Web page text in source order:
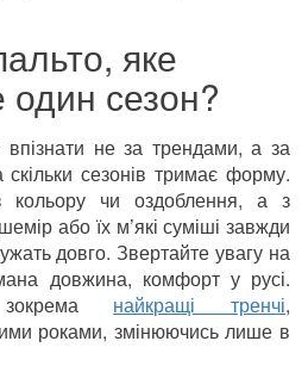
яке
сезон?
не за трендами, а за
сезонів тримає форму.
чи оздоблення, а з
або їх м’які суміші завжди
довго. Звертайте увагу на
довжина, комфорт у русі.
найкращі тренчі,
роками, змінюючись лише в